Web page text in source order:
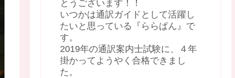
とうございます！！
いつかは通訳ガイドとして活躍し
たいと思っている『ららぱん』で
す。
2019年の通訳案内士試験に、４年
掛かってようやく合格できまし
た。